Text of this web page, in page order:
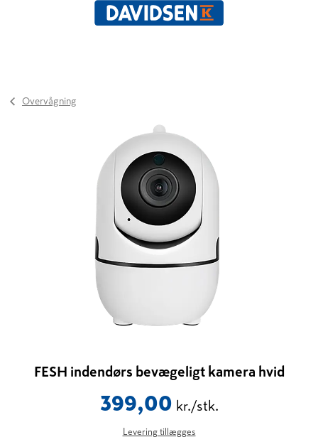
Overvågning
FESH indendørs bevægeligt kamera hvid
399,00 kr./stk.
Levering tillægges